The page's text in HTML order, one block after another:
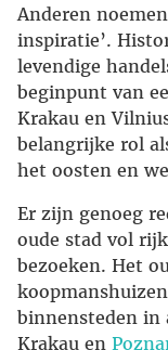
Anderen
inspiratie’.
levendige
beginpunt van
Krakau en
belangrijke rol
het oosten en
Er zijn genoeg
oude stad vol
bezoeken. Het
binnensteden in
Krakau en